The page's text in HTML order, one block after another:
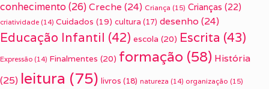
conhecimento(26) Creche (24) Criança (15) Crianças (22)
criatividade (14) Cuidados (19) cultura (17) desenho (24)
Educação Infantil (42) escola (20) Escrita (43)
Expressão (14) Finalmentes (20) formação (58) História
(25) leitura (75) livros (18) natureza (14) organização (15)